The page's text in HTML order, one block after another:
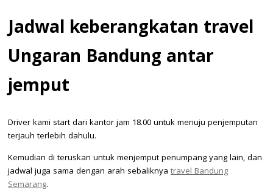
Jadwal keberangkatan travel
Ungaran Bandung antar
jemput
Driver kami start dari kantor jam 18.00 untuk menuju penjemputan
terjauh terlebih dahulu.
Kemudian di teruskan untuk menjemput penumpang yang lain, dan
jadwal juga sama dengan arah sebaliknya travel Bandung
Semarang.